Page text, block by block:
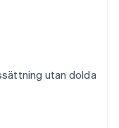
utan dolda